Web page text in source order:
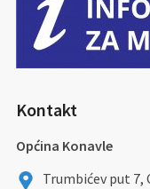
Kontakt
Općina Konavle
Trumbićev put 7,